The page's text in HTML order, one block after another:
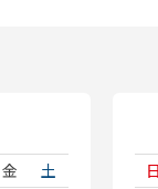
金
土
日